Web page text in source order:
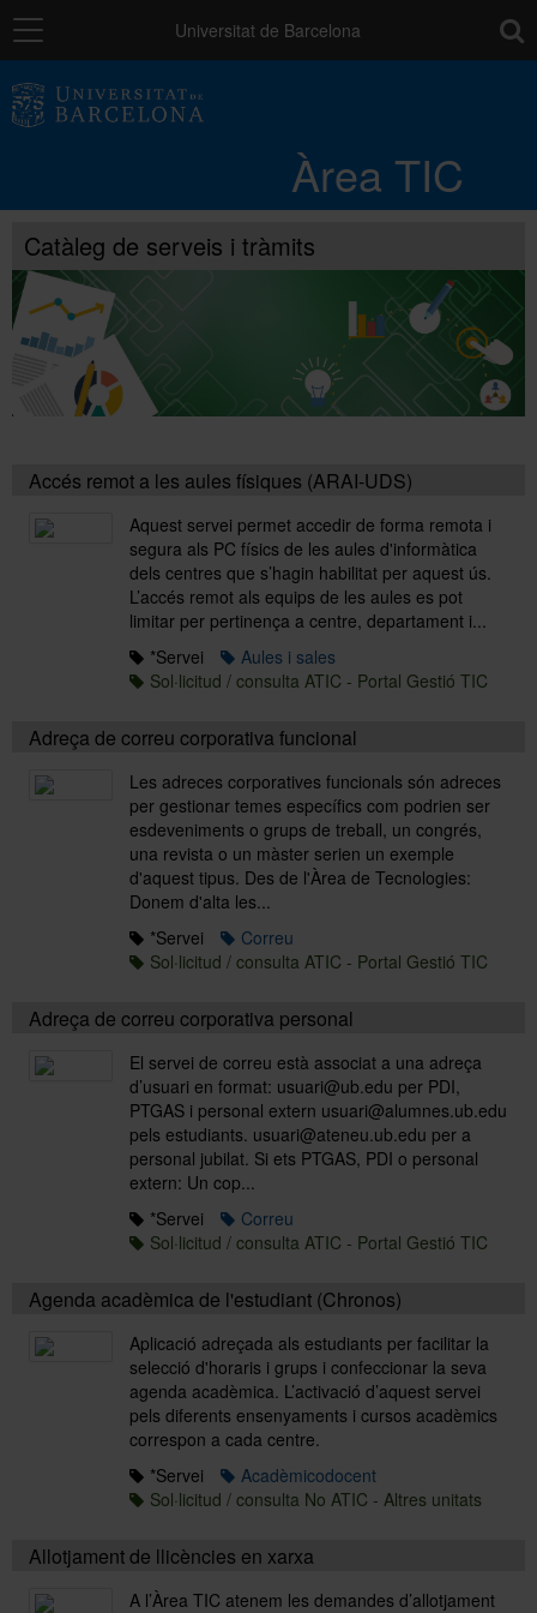
Navegació Universitat de Barcelona
Àrea TIC
Entorn de treball
Núvol UB
Catàleg de serveis i tràmits
Suport a la Docència
PAU: necessites ajuda?
Sobre l'Àrea TIC
Directori
Catàleg de serveis i tràmits
Accés remot a les aules físiques (ARAI-UDS)
Aquest servei permet accedir de forma remota i
segura als PC físics de les aules d'informàtica
dels centres que s’hagin habilitat per aquest ús.
L’accés remot als equips de les aules es pot
limitar per pertinença a centre, departament i...
*Servei
Aules i sales
Sol·licitud / consulta ATIC - Portal Gestió TIC
Adreça de correu corporativa funcional
Les adreces corporatives funcionals són adreces
per gestionar temes específics com podrien ser
esdeveniments o grups de treball, un congrés,
una revista o un màster serien un exemple
d'aquest tipus. Des de l'Àrea de Tecnologies:
Donem d'alta les...
*Servei
Correu
Sol·licitud / consulta ATIC - Portal Gestió TIC
Adreça de correu corporativa personal
El servei de correu està associat a una adreça
d’usuari en format: usuari@ub.edu per PDI,
PTGAS i personal extern usuari@alumnes.ub.edu
pels estudiants. usuari@ateneu.ub.edu per a
personal jubilat. Si ets PTGAS, PDI o personal
extern: Un cop...
*Servei
Correu
Sol·licitud / consulta ATIC - Portal Gestió TIC
Agenda acadèmica de l'estudiant (Chronos)
Aplicació adreçada als estudiants per facilitar la
selecció d'horaris i grups i confeccionar la seva
agenda acadèmica. L’activació d’aquest servei
pels diferents ensenyaments i cursos acadèmics
correspon a cada centre.
*Servei
Acadèmicodocent
Sol·licitud / consulta No ATIC - Altres unitats
Allotjament de llicències en xarxa
A l’Àrea TIC atenem les demandes d’allotjament